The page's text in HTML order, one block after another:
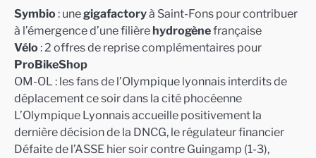
Symbio : unegigafactoryà Saint-Fons pour contribuer
à l’émergence d’une filière hydrogènefrançaise
Vélo : 2 offres de reprise complémentaires pour
ProBikeShop
OM-OL : les fans de l’Olympique lyonnais interdits de
déplacement ce soir dans la cité phocéenne
L’Olympique Lyonnais accueille positivement la
dernière décision de la DNCG, le régulateur financier
Défaite de l’ASSE hier soir contre Guingamp (1-3),